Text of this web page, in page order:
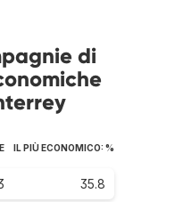
di
IL PIÙ ECONOMICO: %
35.8